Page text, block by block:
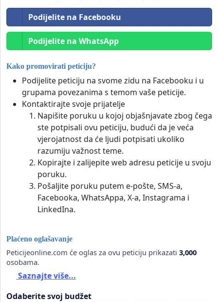
Podijelite na Facebooku
Podijelite na WhatsApp
Kako promovirati peticiju?
Podijelite peticiju na svome zidu na Facebooku i u
grupama povezanima s temom vaše peticije.
Kontaktirajte svoje prijatelje
Napišite poruku u kojoj objašnjavate zbog čega
ste potpisali ovu peticiju, budući da je veća
vjerojatnost da će ljudi potpisati ukoliko
razumiju važnost teme.
Kopirajte i zalijepite web adresu peticije u svoju
poruku.
Pošaljite poruku putem e-pošte, SMS-a,
Facebooka, WhatsAppa, X-a, Instagrama i
LinkedIna.
Plaćeno oglašavanje
Peticijeonline.com će oglas za ovu peticiju prikazati 3,000
osobama.
Saznajte više...
Odaberite svoj budžet